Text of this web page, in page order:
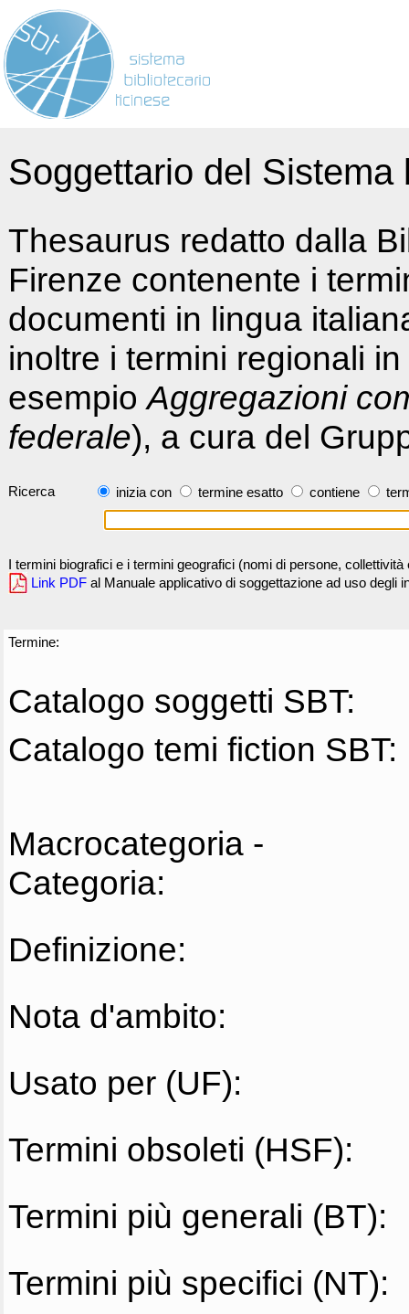
Soggettario del
Thesaurus redatto dalla
Firenze contenente i
documenti in lingua
inoltre i termini regionali
esempioAggregazioni
federale), a cura del
Ricerca inizia con termine esatto contiene
I termini biografici e i termini geografici (nomi di persone,
Link PDF al Manuale applicativo di soggettazione ad uso degli
Termine:
Catalogo soggetti SBT:
Catalogo temi fiction SBT:
Macrocategoria -
Categoria:
Definizione:
Nota d'ambito:
Usato per (UF):
Termini obsoleti (HSF):
Termini più generali (BT):
Termini più specifici (NT):